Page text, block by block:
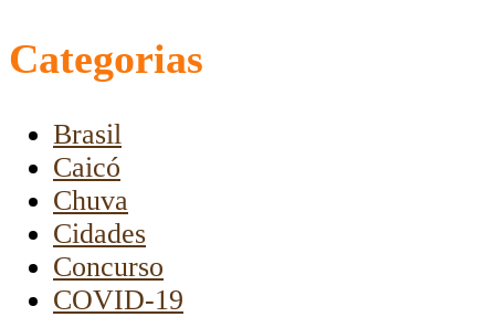
Categorias
Brasil
Caicó
Chuva
Cidades
Concurso
COVID-19